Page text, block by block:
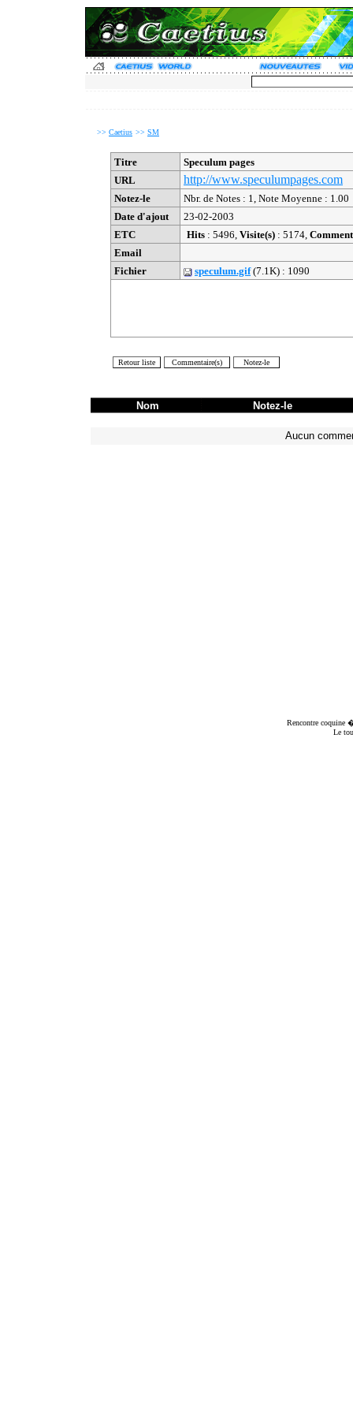
>> Caetius >> SM
Titre
Speculum pages
URL
http://www.speculumpages.com
Notez-le
Nbr. de Notes : 1, Note Moyenne : 1.00
Date d'ajout
23-02-2003
ETC
Hits : 5496, Visite(s) : 5174,
Email
Fichier
speculum.gif(7.1K) : 1090
Nom Notez-le
Aucun
Rencontre coquine
Le